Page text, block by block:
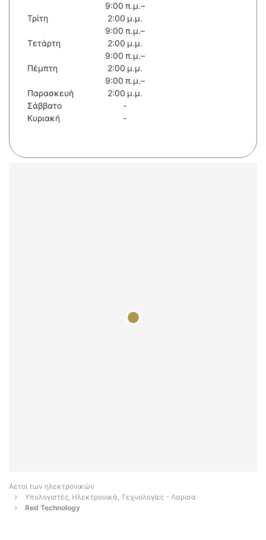
Τρίτη
9:00 π.μ.–
2:00 μ.μ.
Τετάρτη
9:00 π.μ.–
2:00 μ.μ.
Πέμπτη
9:00 π.μ.–
2:00 μ.μ.
Παρασκευή
9:00 π.μ.–
2:00 μ.μ.
Σάββατο
-
Κυριακή
-
Αετοί των ηλεκτρονικών
Υπολογιστές, Ηλεκτρονικά, Τεχνολογίες - Λαρισα
Red Technology